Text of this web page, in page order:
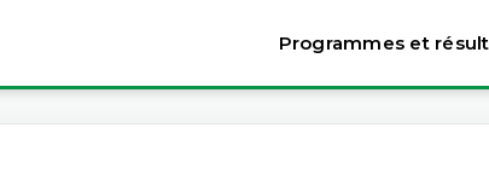
Programmes et